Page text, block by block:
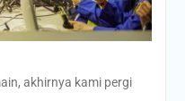
akhirnya kami pergi